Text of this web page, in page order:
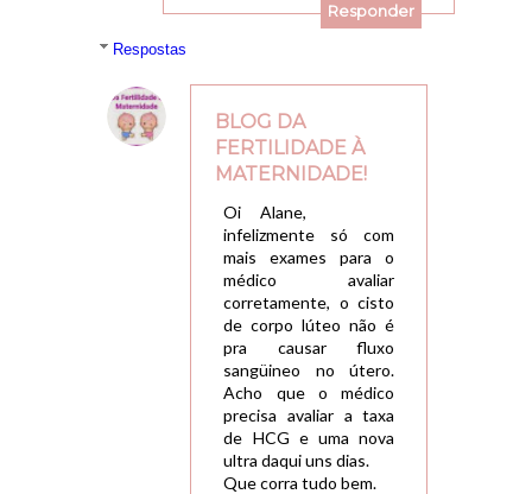
Responder
Respostas
BLOG DA
FERTILIDADE À
MATERNIDADE!
Oi Alane,
infelizmente só com
mais exames para o
médico avaliar
corretamente, o cisto
de corpo lúteo não é
pra causar fluxo
sangüineo no útero.
Acho que o médico
precisa avaliar a taxa
de HCG e uma nova
ultra daqui uns dias.
Que corra tudo bem.